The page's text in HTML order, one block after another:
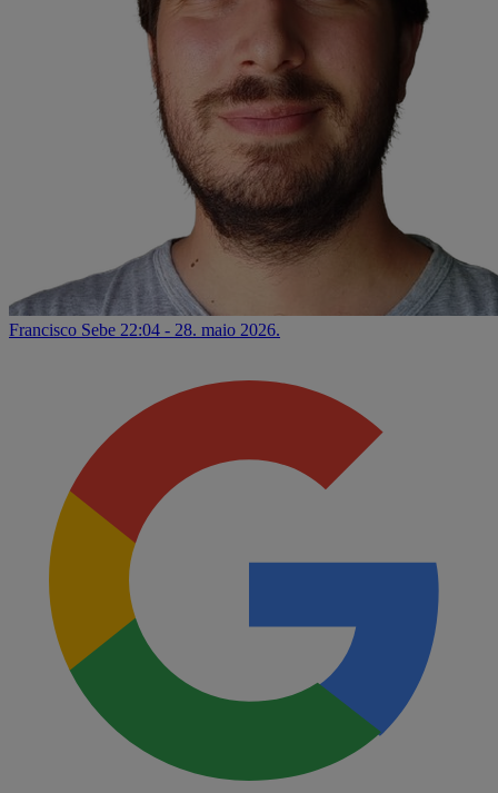
Francisco Sebe 22:04 - 28. maio 2026.